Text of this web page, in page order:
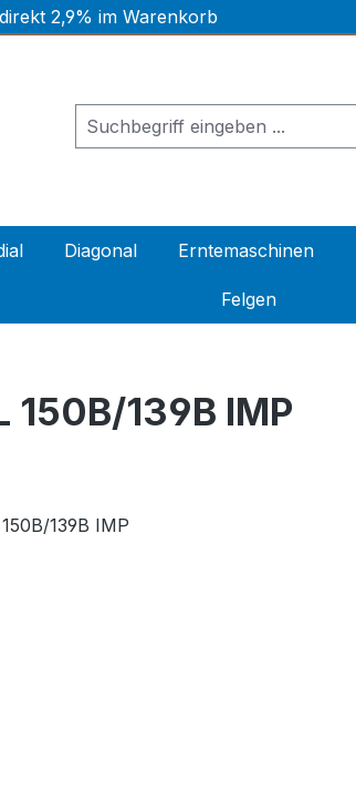
2,9% im Warenkorb
Diagonal Erntemaschinen
Felgen
150B/139B IMP